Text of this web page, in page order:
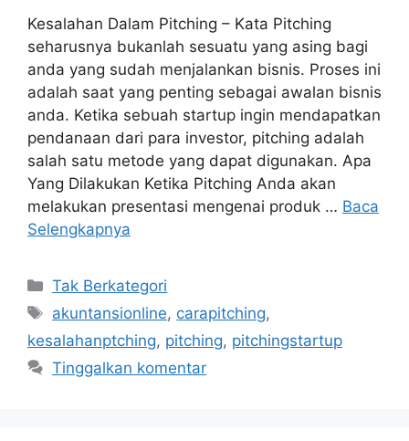
Kesalahan Dalam Pitching – Kata Pitching
seharusnya bukanlah sesuatu yang asing bagi
anda yang sudah menjalankan bisnis. Proses ini
adalah saat yang penting sebagai awalan bisnis
anda. Ketika sebuah startup ingin mendapatkan
pendanaan dari para investor, pitching adalah
salah satu metode yang dapat digunakan. Apa
Yang Dilakukan Ketika Pitching Anda akan
melakukan presentasi mengenai produk … Baca
Selengkapnya
Kategori
Tak Berkategori
Tag
akuntansionline, carapitching,
kesalahanptching, pitching, pitchingstartup
Tinggalkan komentar